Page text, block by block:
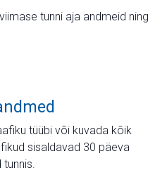
tunni aja andmeid ning
tüübi või kuvada kõik
sisaldavad 30 päeva